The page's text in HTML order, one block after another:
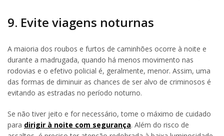
9. Evite viagens noturnas
A maioria dos roubos e furtos de caminhões ocorre à noite e
durante a madrugada, quando há menos movimento nas
rodovias e o efetivo policial é, geralmente, menor. Assim, uma
das formas de diminuir as chances de ser alvo de criminosos é
evitando as estradas no período noturno.
Se não tiver jeito e for necessário, tome o máximo de cuidado
para dirigir à noite com segurança. Além do risco de